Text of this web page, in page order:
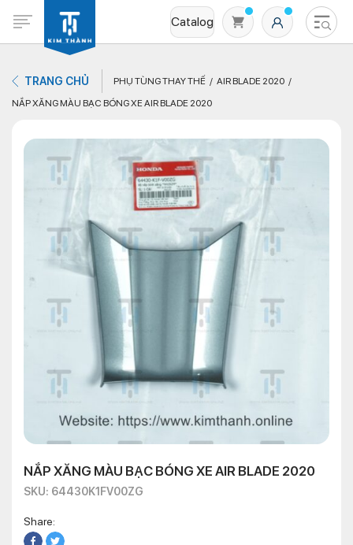
Catalog
Không có sản phẩm nào trong giỏ hàng
TRANG CHỦ PHỤ TÙNG THAY THẾ
AIR BLADE 2020
NẮP XĂNG MÀU BẠC BÓNG XE AIR BLADE 2020
NẮP XĂNG MÀU BẠC BÓNG XE AIR BLADE 2020
SKU: 64430K1FV00ZG
Share: